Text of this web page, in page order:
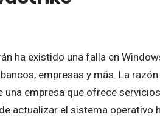
ha existido una falla en
empresas y más. La razón
empresa que ofrece
actualizar el sistema operativo